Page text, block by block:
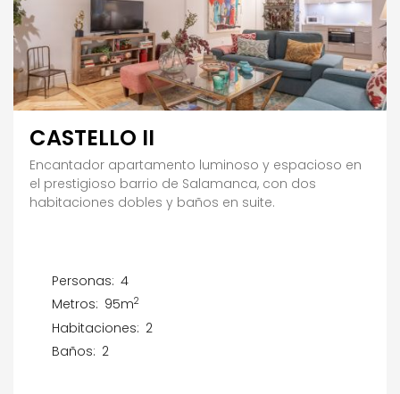
CASTELLO II
Encantador apartamento luminoso y espacioso en
el prestigioso barrio de Salamanca, con dos
habitaciones dobles y baños en suite.
Personas: 4
Metros: 95m2
Habitaciones: 2
Baños: 2